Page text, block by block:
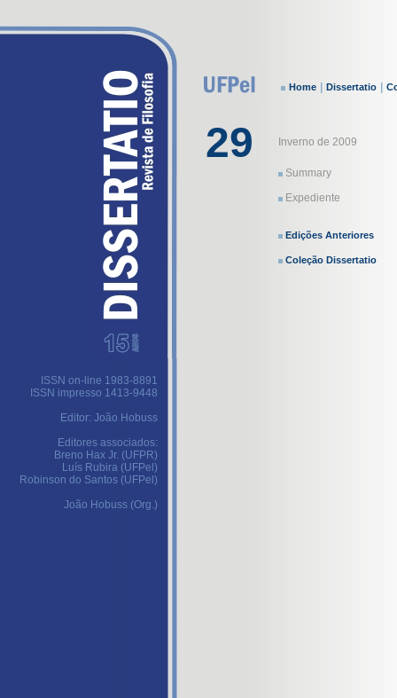
ISSN on-line 1983-8891
ISSN impresso 1413-9448
Editor: João Hobuss
Editores associados:
Breno Hax Jr. (UFPR)
Luís Rubira (UFPel)
Robinson do Santos (UFPel)
João Hobuss (Org.)
Home Dissertatio
29 Inverno de 2009
Summary
Expediente
Edições Anteriores
Coleção Dissertatio